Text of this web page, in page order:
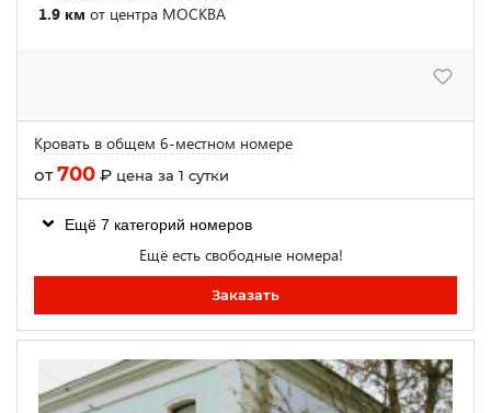
1.9 км от центра МОСКВА
Кровать в общем 6-местном номере
от700 ₽ цена за 1 сутки
Ещё 7 категорий номеров
Ещё есть свободные номера!
Заказать